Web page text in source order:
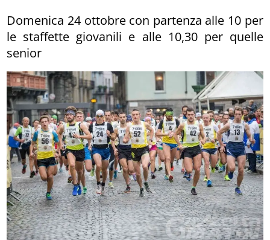
Domenica 24 ottobre con partenza alle 10 per
le staffette giovanili e alle 10,30 per quelle
senior